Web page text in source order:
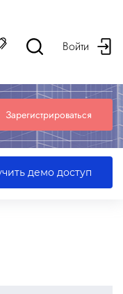
Войти
Зарегистрироваться
демо доступ